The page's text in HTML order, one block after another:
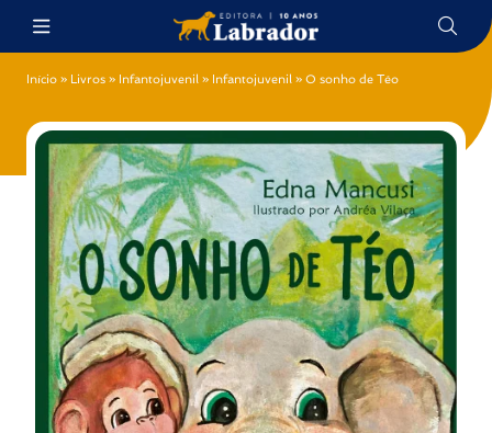
Início » Livros » Infantojuvenil » Infantojuvenil » O sonho de Téo